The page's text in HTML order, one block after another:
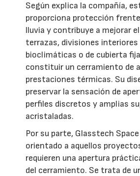
Según explica la compañía,
proporciona protección
lluvia y contribuye a mejorar
terrazas, divisiones interiores
bioclimáticas o de cubierta
constituir un cerramiento de
prestaciones térmicas. Su
preservar la sensación de
perfiles discretos y amplias
acristaladas.
Por su parte, Glasstech
orientado a aquellos
requieren una apertura
del cerramiento. Se trata de